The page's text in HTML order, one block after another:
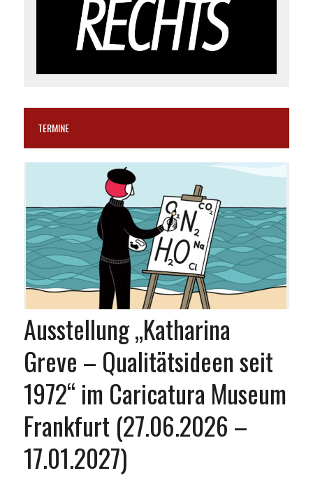
TERMINE
Ausstellung „Katharina
Greve – Qualitätsideen seit
1972“ im Caricatura Museum
Frankfurt (27.06.2026 –
17.01.2027)